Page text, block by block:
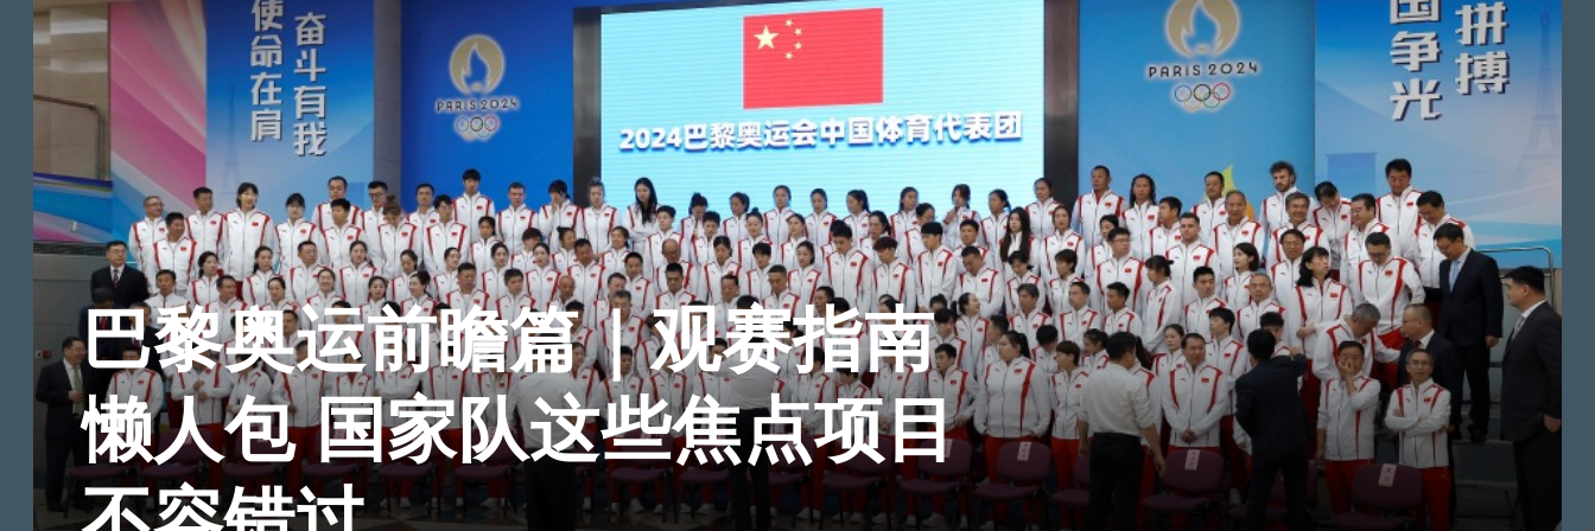
巴黎奥运前瞻篇｜观赛指南
懒人包 国家队这些焦点项目